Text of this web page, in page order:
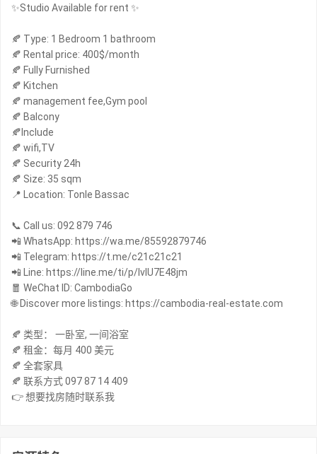
✨Studio Available for rent ✨
🍂 Type: 1 Bedroom 1 bathroom
🍂 Rental price: 400$/month
🍂 Fully Furnished
🍂 Kitchen
🍂 management fee,Gym pool
🍂 Balcony
🍂Include
🍂 wifi,TV
🍂 Security 24h
🍂 Size: 35 sqm
📍 Location: Tonle Bassac
📞 Call us: 092 879 746
📲 WhatsApp: https://wa.me/85592879746
📲 Telegram: https://t.me/c21c21c21
📲 Line: https://line.me/ti/p/IvIU7E48jm
🧧 WeChat ID: CambodiaGo
🌐 Discover more listings: https://cambodia-real-estate.com
🍂 类型： 一卧室, 一间浴室
🍂 租金：每月 400 美元
🍂 全套家具
🍂 联系方式 097 87 14 409
👉 想要找房随时联系我